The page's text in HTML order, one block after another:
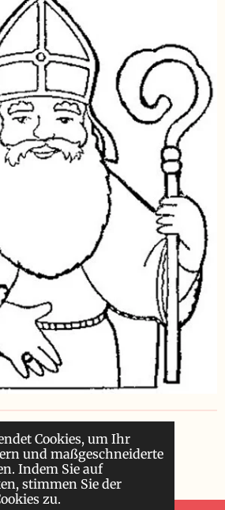
Cookies, um Ihr
und maßgeschneiderte
Indem Sie auf
stimmen Sie der
zu.
,Verlinkungen
Nikolaus.de